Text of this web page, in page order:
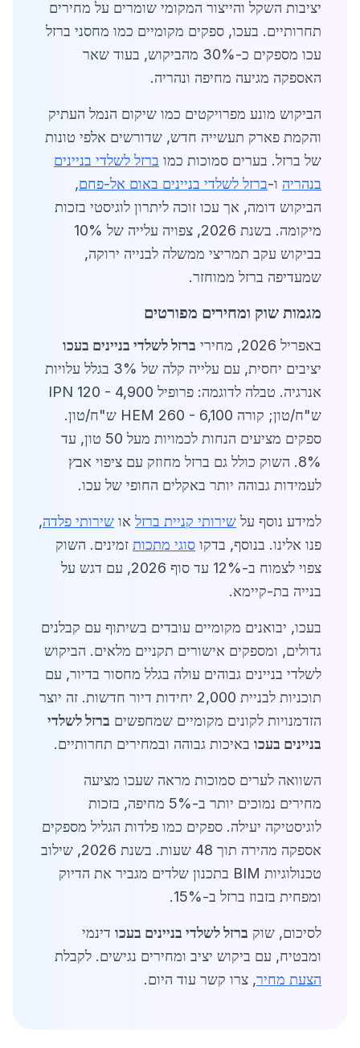
יציבות השקל והייצור המקומי שומרים על מחירים
תחרותיים. בעכו, ספקים מקומיים כמו מחסני ברזל
עכו מספקים כ-30% מהביקוש, בעוד שאר
האספקה מגיעה מחיפה ונהריה.
הביקוש מונע מפרויקטים כמו שיקום הנמל העתיק
והקמת פארק תעשייה חדש, שדורשים אלפי טונות
של ברזל. בערים סמוכות כמו ברזל לשלדי בניינים
בנהריה ו-ברזל לשלדי בניינים באום אל-פחם,
הביקוש דומה, אך עכו זוכה ליתרון לוגיסטי בזכות
מיקומה. בשנת 2026, צפויה עלייה של 10%
בביקוש עקב תמריצי ממשלה לבנייה ירוקה,
שמעדיפה ברזל ממוחזר.
מגמות שוק ומחירים מפורטים
באפריל 2026, מחירי
ברזל לשלדי בניינים בעכו
יציבים יחסית, עם עלייה קלה של 3% בגלל עלויות
אנרגיה. טבלה לדוגמה: פרופיל IPN 120 - 4,900
ש"ח/טון; קורה HEM 260 - 6,100 ש"ח/טון.
ספקים מציעים הנחות לכמויות מעל 50 טון, עד
8%. השוק כולל גם ברזל מחוזק עם ציפוי אבץ
לעמידות גבוהה יותר באקלים החופי של עכו.
למידע נוסף על שירותי קניית ברזל או שירותי פלדה,
פנו אלינו. בנוסף, בדקו סוגי מתכות זמינים. השוק
צפוי לצמוח ב-12% עד סוף 2026, עם דגש על
בנייה בת-קיימא.
בעכו, יבואנים מקומיים עובדים בשיתוף עם קבלנים
גדולים, ומספקים אישורים תקניים מלאים. הביקוש
לשלדי בניינים גבוהים עולה בגלל מחסור בדיור, עם
תוכניות לבניית 2,000 יחידות דיור חדשות. זה יוצר
הזדמנויות לקונים מקומיים שמחפשים ברזל לשלדי
בניינים בעכו באיכות גבוהה ובמחירים תחרותיים.
השוואה לערים סמוכות מראה שעכו מציעה
מחירים נמוכים יותר ב-5% מחיפה, בזכות
לוגיסטיקה יעילה. ספקים כמו פלדות הגליל מספקים
אספקה מהירה תוך 48 שעות. בשנת 2026, שילוב
טכנולוגיות BIM בתכנון שלדים מגביר את הדיוק
ומפחית בזבוז ברזל ב-15%.
לסיכום, שוק ברזל לשלדי בניינים בעכו דינמי
ומבטיח, עם ביקוש יציב ומחירים נגישים. לקבלת
הצעת מחיר, צרו קשר עוד היום.